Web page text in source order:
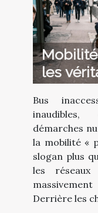
les
Bus
démarches
la mobilité «
slogan plus
les
Derrière les